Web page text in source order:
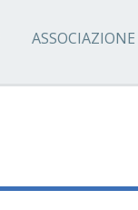
ASSOCIAZIONE